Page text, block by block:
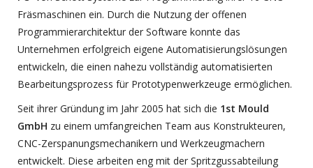
Fräsmaschinen ein. Durch die Nutzung der offenen
Programmierarchitektur der Software konnte das
Unternehmen erfolgreich eigene Automatisierungslösungen
entwickeln, die einen nahezu vollständig automatisierten
Bearbeitungsprozess für Prototypenwerkzeuge ermöglichen.
Seit ihrer Gründung im Jahr 2005 hat sich die 1st Mould
GmbH zu einem umfangreichen Team aus Konstrukteuren,
CNC-Zerspanungsmechanikern und Werkzeugmachern
entwickelt. Diese arbeiten eng mit der Spritzgussabteilung